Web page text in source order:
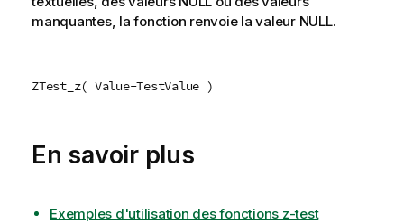
manquantes, la fonction renvoie la valeur NULL.
ZTest_z( Value-TestValue )
En savoir plus
Exemples d'utilisation des fonctions z-test